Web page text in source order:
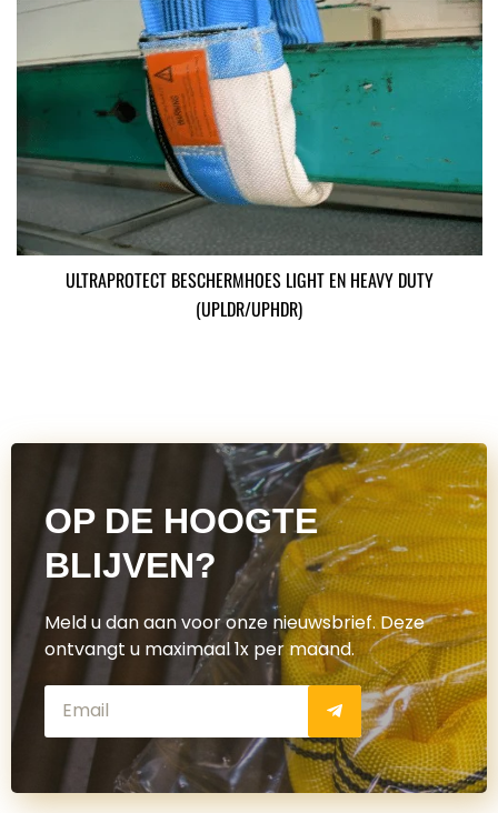
ULTRAPROTECT BESCHERMHOES LIGHT EN HEAVY DUTY
(UPLDR/UPHDR)
OP DE HOOGTE
BLIJVEN?
Meld u dan aan voor onze nieuwsbrief. Deze
ontvangt u maximaal 1x per maand.